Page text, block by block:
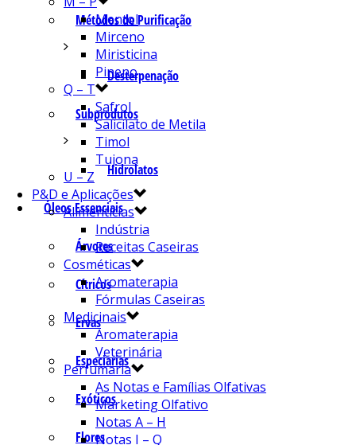
Métodos de Purificação
Desterpenação
Subprodutos
Hidrolatos
Óleos Essenciais
Árvores
Cítricos
Ervas
Especiarias
Exóticos
Flores
Mentol
Mirceno
Miristicina
Pineno
Q – T
Safrol
Salicilato de Metila
Timol
Tujona
U – Z
P&D e Aplicações
Alimentícias
Indústria
Receitas Caseiras
Cosméticas
Aromaterapia
Fórmulas Caseiras
Medicinais
Aromaterapia
Veterinária
Perfumaria
As Notas e Famílias Olfativas
Marketing Olfativo
Notas A – H
Notas I – Q